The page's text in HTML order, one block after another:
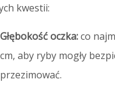
kwestii:
Głębokość oczka:co
cm, aby ryby mogły
przezimować.